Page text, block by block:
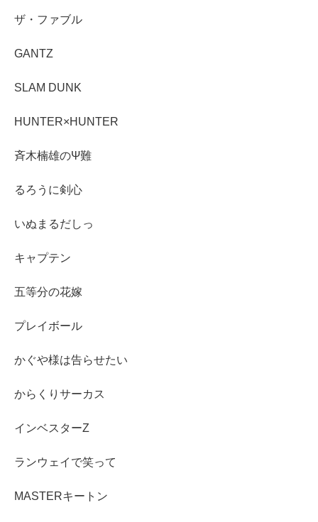
ザ・ファブル
GANTZ
SLAM DUNK
HUNTER×HUNTER
斉木楠雄のΨ難
るろうに剣心
いぬまるだしっ
キャプテン
五等分の花嫁
プレイボール
かぐや様は告らせたい
からくりサーカス
インベスターZ
ランウェイで笑って
MASTERキートン